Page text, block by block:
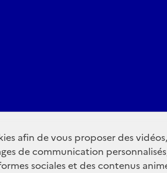
afin de vous proposer des
de communication
sociales et des contenus